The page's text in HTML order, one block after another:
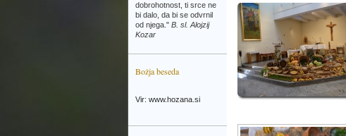
dobrohotnost, ti srce ne
bi dalo, da bi se odvrnil
od njega." B. sl. Alojzij
Kozar
Božja beseda
Vir: www.hozana.si